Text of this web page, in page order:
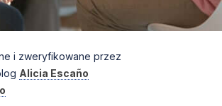
i zweryfikowane przez
Alicia Escaño